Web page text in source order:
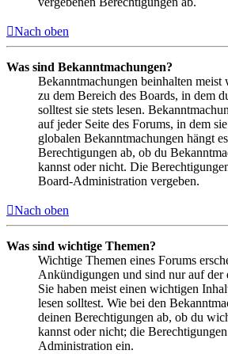
Nach oben
Was sind Bekanntmachungen?
Bekanntmachungen beinhalten
zu dem Bereich des Boards, in dem
solltest sie stets lesen.
auf jeder Seite des Forums, in dem
globalen Bekanntmachungen hängt
Berechtigungen ab, ob du
kannst oder nicht. Die
Board-Administration vergeben.
Nach oben
Was sind wichtige Themen?
Wichtige Themen eines Forums
Ankündigungen und sind nur auf der
Sie haben meist einen wichtigen
lesen solltest. Wie bei den
deinen Berechtigungen ab, ob du
kannst oder nicht; die
Administration ein.